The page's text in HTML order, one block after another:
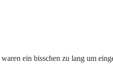
ein bisschen zu lang um